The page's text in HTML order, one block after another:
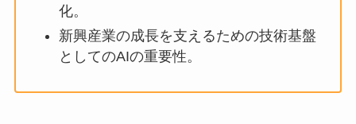
化。
新興産業の成長を支えるための技術基盤
としてのAIの重要性。